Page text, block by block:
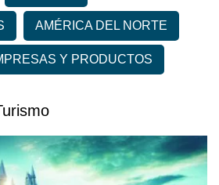
AMÉRICA DEL NORTE
Y PRODUCTOS